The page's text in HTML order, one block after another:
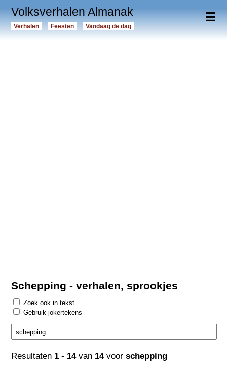
☰
Volksverhalen Almanak
Verhalen Feesten Vandaag de dag
Schepping - verhalen, sprookjes
Zoek ook in tekst
Gebruik jokertekens
Resultaten 1 - 14van 14voorschepping